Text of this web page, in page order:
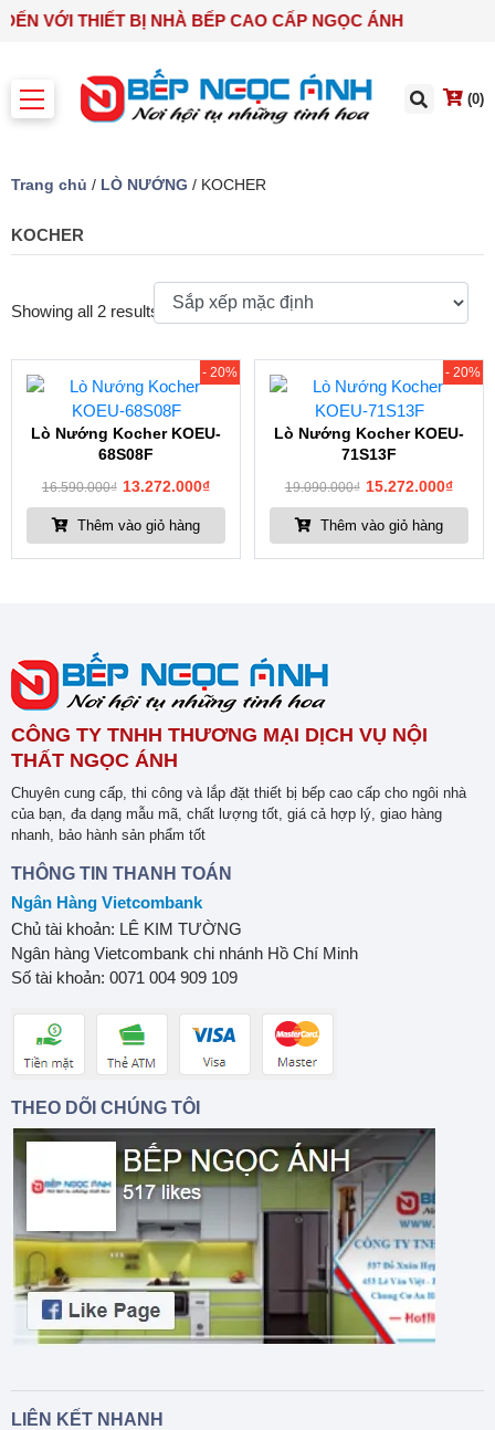
ĐẾN VỚI THIẾT BỊ NHÀ BẾP CAO CẤP NGỌC ÁNH
(0)
Trang chủ / LÒ NƯỚNG / KOCHER
KOCHER
Showing all 2 results
- 20%
Lò Nướng Kocher KOEU-
68S08F
16.590.000₫ 13.272.000₫
Thêm vào giỏ hàng
- 20%
Lò Nướng Kocher KOEU-
71S13F
19.090.000₫ 15.272.000₫
Thêm vào giỏ hàng
CÔNG TY TNHH THƯƠNG MẠI DỊCH VỤ NỘI
THẤT NGỌC ÁNH
Chuyên cung cấp, thi công và lắp đặt thiết bị bếp cao cấp cho ngôi nhà
của bạn, đa dạng mẫu mã, chất lượng tốt, giá cả hợp lý, giao hàng
nhanh, bảo hành sản phẩm tốt
THÔNG TIN THANH TOÁN
Ngân Hàng Vietcombank
Chủ tài khoản: LÊ KIM TƯỜNG
Ngân hàng Vietcombank chi nhánh Hồ Chí Minh
Số tài khoản: 0071 004 909 109
THEO DÕI CHÚNG TÔI
LIÊN KẾT NHANH